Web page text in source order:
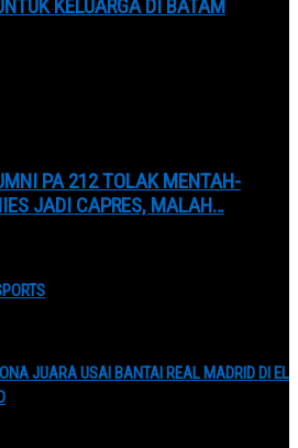
KELUARGA DI BATAM
PA 212 TOLAK MENTAH-
JADI CAPRES, MALAH…
JUARA USAI BANTAI REAL MADRID DI EL